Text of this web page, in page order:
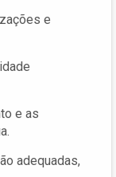
e
e as
adequadas,